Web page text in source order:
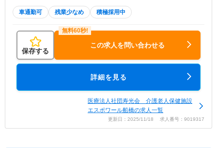
車通勤可 残業少なめ 積極採用中
保存する
この求人を問い合わせる
詳細を見る
医療法人社団寿光会 介護老人保健施設
エスポワール船橋の求人一覧
更新日：2025/11/18 求人番号：9019317